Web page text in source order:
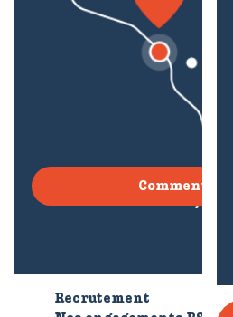
Comment
Recrutement